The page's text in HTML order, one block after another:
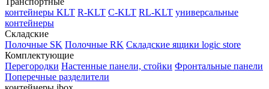
контейнеры KLT R-KLT C-KLT RL-KLT универсальные
контейнеры
Складские
Полочные SK Полочные RK Складские ящики logic store
Комплектующие
Перегородки Настенные панели, стойки Фронтальные панели
Поперечные разделители